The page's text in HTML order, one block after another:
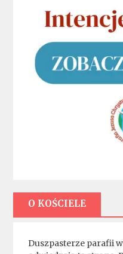
O KOŚCIELE
Duszpasterze parafii